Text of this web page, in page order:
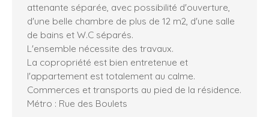
attenante séparée, avec possibilité d'ouverture,
d'une belle chambre de plus de 12 m2, d'une salle
de bains et W.C séparés.
L'ensemble nécessite des travaux.
La copropriété est bien entretenue et
l'appartement est totalement au calme.
Commerces et transports au pied de la résidence.
Métro : Rue des Boulets